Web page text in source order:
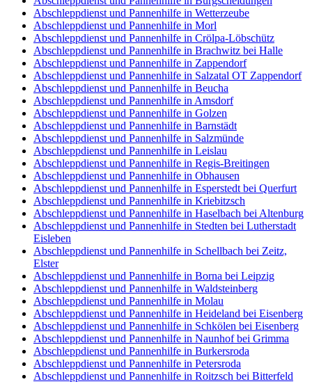
Abschleppdienst und Pannenhilfe in Wetterzeube
Abschleppdienst und Pannenhilfe in Morl
Abschleppdienst und Pannenhilfe in Crölpa-Löbschütz
Abschleppdienst und Pannenhilfe in Brachwitz bei Halle
Abschleppdienst und Pannenhilfe in Zappendorf
Abschleppdienst und Pannenhilfe in Salzatal OT Zappendorf
Abschleppdienst und Pannenhilfe in Beucha
Abschleppdienst und Pannenhilfe in Amsdorf
Abschleppdienst und Pannenhilfe in Golzen
Abschleppdienst und Pannenhilfe in Barnstädt
Abschleppdienst und Pannenhilfe in Salzmünde
Abschleppdienst und Pannenhilfe in Leislau
Abschleppdienst und Pannenhilfe in Regis-Breitingen
Abschleppdienst und Pannenhilfe in Obhausen
Abschleppdienst und Pannenhilfe in Esperstedt bei Querfurt
Abschleppdienst und Pannenhilfe in Kriebitzsch
Abschleppdienst und Pannenhilfe in Haselbach bei Altenburg
Abschleppdienst und Pannenhilfe in Stedten bei Lutherstadt
Eisleben
Abschleppdienst und Pannenhilfe in Schellbach bei Zeitz,
Elster
Abschleppdienst und Pannenhilfe in Borna bei Leipzig
Abschleppdienst und Pannenhilfe in Waldsteinberg
Abschleppdienst und Pannenhilfe in Molau
Abschleppdienst und Pannenhilfe in Heideland bei Eisenberg
Abschleppdienst und Pannenhilfe in Schkölen bei Eisenberg
Abschleppdienst und Pannenhilfe in Naunhof bei Grimma
Abschleppdienst und Pannenhilfe in Burkersroda
Abschleppdienst und Pannenhilfe in Petersroda
Abschleppdienst und Pannenhilfe in Roitzsch bei Bitterfeld